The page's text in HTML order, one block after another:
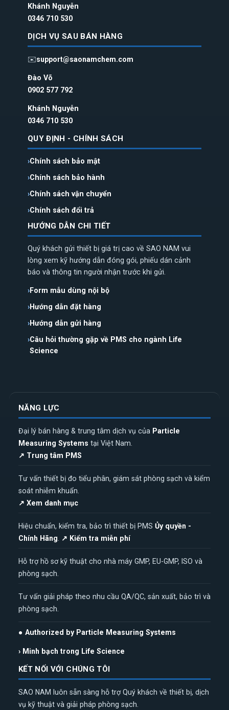
Khánh Nguyễn
0346 710 530
DỊCH VỤ SAU BÁN HÀNG
✉️support@saonamchem.com
Đào Võ
0902 577 792
Khánh Nguyễn
0346 710 530
QUY ĐỊNH - CHÍNH SÁCH
Chính sách bảo mật
Chính sách bảo hành
Chính sách vận chuyển
Chính sách đổi trả
HƯỚNG DẪN CHI TIẾT
Quý khách gửi thiết bị giá trị cao về SAO NAM vui
lòng xem kỹ hướng dẫn đóng gói, phiếu dán cảnh
báo và thông tin người nhận trước khi gửi.
Form mẫu dùng nội bộ
Hướng dẫn đặt hàng
Hướng dẫn gửi hàng
Câu hỏi thường gặp về PMS cho ngành Life
Science
NĂNG LỰC
Đại lý bán hàng & trung tâm dịch vụ của Particle
Measuring Systems tại Việt Nam.
↗ Trung tâm PMS
Tư vấn thiết bị đo tiểu phân, giám sát phòng sạch và kiểm
soát nhiễm khuẩn.
↗ Xem danh mục
Hiệu chuẩn, kiểm tra, bảo trì thiết bị PMS Ủy quyền -
Chính Hãng
↗ Kiểm tra miễn phí
Hỗ trợ hồ sơ kỹ thuật cho nhà máy GMP, EU-GMP, ISO và
phòng sạch.
Tư vấn giải pháp theo nhu cầu QA/QC, sản xuất, bảo trì và
phòng sạch.
● Authorized by Particle Measuring Systems
› Minh bạch trong Life Science
KẾT NỐI VỚI CHÚNG TÔI
SAO NAM luôn sẵn sàng hỗ trợ Quý khách về thiết bị, dịch
vụ kỹ thuật và giải pháp phòng sạch.